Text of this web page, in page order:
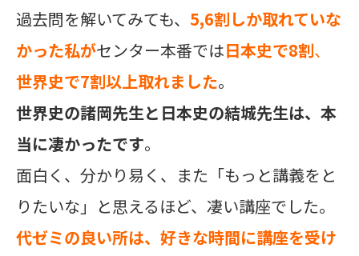
過去問を解いてみても、 5,6割しか取れていな
かった私がセンター本番では日本史で8割、
世界史で7割以上取れました。
世界史の諸岡先生と日本史の結城先生は、本
当に凄かったです。
面白く、分かり易く、また「もっと講義をと
りたいな」と思えるほど、凄い講座でした。
代ゼミの良い所は、好きな時間に講座を受け